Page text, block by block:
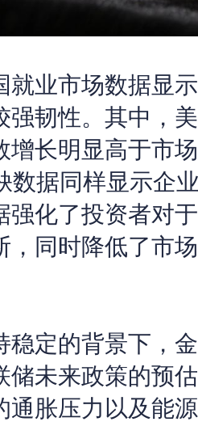
就业市场数据显
强韧性。其中，
增长明显高于市
数据同样显示企
强化了投资者对
，同时降低了市
稳定的背景下，
储未来政策的预
通胀压力以及能